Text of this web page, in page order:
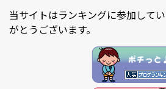
当サイトはランキングに参加して
がとうございます。